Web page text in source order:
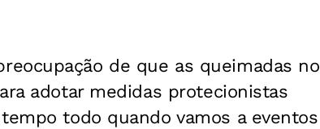
de que as queimadas no
adotar medidas protecionistas
todo quando vamos a eventos